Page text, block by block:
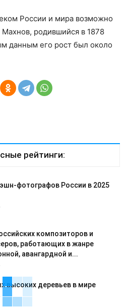
России и мира возможно
родившийся в 1878
данным его рост был около
рейтинги:
фотографов России в 2025
композиторов и
работающих в жанре
авангардной и...
высоких деревьев в мире